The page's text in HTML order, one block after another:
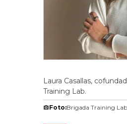
Laura Casallas,
Training Lab.
Foto:Brigada Training Lab